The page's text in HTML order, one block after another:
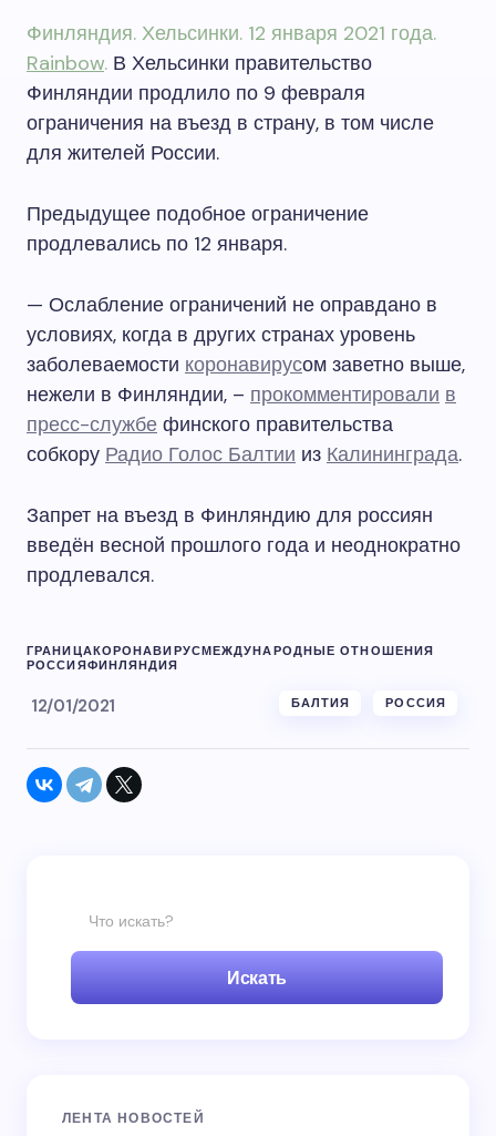
Финляндия. Хельсинки. 12 января 2021 года.
Rainbow. В Хельсинки правительство
Финляндии продлило по 9 февраля
ограничения на въезд в страну, в том числе
для жителей России.
Предыдущее подобное ограничение
продлевались по 12 января.
— Ослабление ограничений не оправдано в
условиях, когда в других странах уровень
заболеваемости коронавирусом заветно выше,
нежели в Финляндии, – прокомментировали в
пресс-службе финского правительства
собкору Радио Голос Балтии из Калининграда.
Запрет на въезд в Финляндию для россиян
введён весной прошлого года и неоднократно
продлевался.
ГРАНИЦАКОРОНАВИРУСМЕЖДУНАРОДНЫЕ ОТНОШЕНИЯ
РОССИЯФИНЛЯНДИЯ
12/01/2021 БАЛТИЯ РОССИЯ
Искать
ЛЕНТА НОВОСТЕЙ